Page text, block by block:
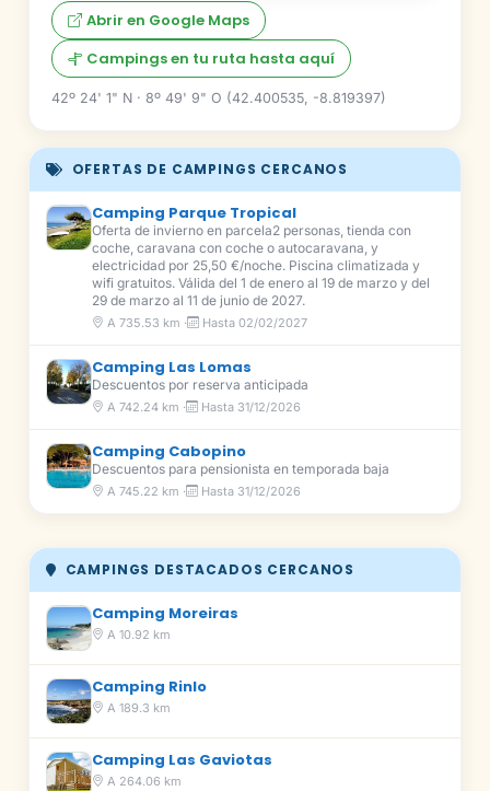
Abrir en Google Maps
Campings en tu ruta hasta aquí
42º 24' 1" N · 8º 49' 9" O (42.400535, -8.819397)
OFERTAS DE CAMPINGS CERCANOS
Camping Parque Tropical
Oferta de invierno en parcela2 personas, tienda con
coche, caravana con coche o autocaravana, y
electricidad por 25,50 €/noche. Piscina climatizada y
wifi gratuitos. Válida del 1 de enero al 19 de marzo y del
29 de marzo al 11 de junio de 2027.
A 735.53 km · Hasta 02/02/2027
Camping Las Lomas
Descuentos por reserva anticipada
A 742.24 km · Hasta 31/12/2026
Camping Cabopino
Descuentos para pensionista en temporada baja
A 745.22 km · Hasta 31/12/2026
CAMPINGS DESTACADOS CERCANOS
Camping Moreiras
A 10.92 km
Camping Rinlo
A 189.3 km
Camping Las Gaviotas
A 264.06 km